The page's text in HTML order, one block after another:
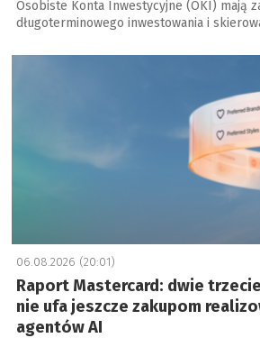
Osobiste Konta Inwestycyjne (OKI) mają
długoterminowego inwestowania i
a
06.08.2026 (20:01)
Raport Mastercard: dwie
nie ufa jeszcze zakupom
agentów AI